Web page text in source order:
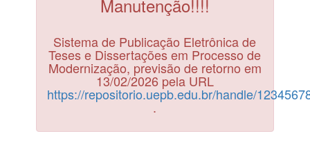
Manutenção!!!!
Sistema de Publicação Eletrônica de
Teses e Dissertações em Processo de
Modernização, previsão de retorno em
13/02/2026 pela URL
https://repositorio.uepb.edu.br/handle/
.